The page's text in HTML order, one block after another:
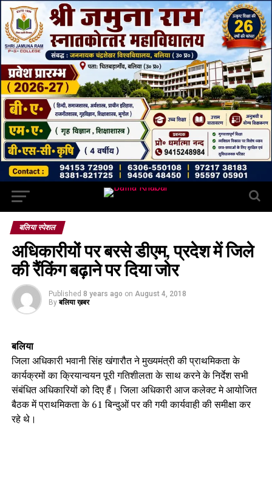
बलिया स्पेशल
अधिकारीयों पर बरसे डीएम, प्रदेश में जिले
की रैंकिंग बढ़ाने पर दिया जोर
Published 8 years ago on August 4, 2018
By बलिया ख़बर
बलिया
जिला अधिकारी भवानी सिंह खंगारौत ने मुख्यमंत्री की प्राथमिकता के
कार्यक्रमों का क्रियान्वयन पूरी गतिशीलता के साथ करने के निर्देश सभी
संबंधित अधिकारियों को दिए हैं। जिला अधिकारी आज कलेक्ट मे आयोजित
बैठक में प्राथमिकता के 61 बिन्दुओं पर की गयी कार्यवाही की समीक्षा कर
रहे थे।